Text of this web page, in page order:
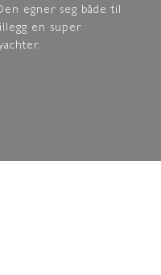
egner seg både til
en super